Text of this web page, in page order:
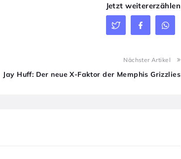
Jetzt weitererzählen
Nächster Artikel
Jay Huff: Der neue X-Faktor der Memphis Grizzlies